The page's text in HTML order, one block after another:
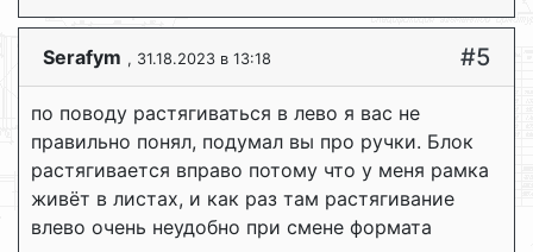
Serafym , 31.18.2023 в 13:18 #5
по поводу растягиваться в лево я вас не
правильно понял, подумал вы про ручки. Блок
растягивается вправо потому что у меня рамка
живёт в листах, и как раз там растягивание
влево очень неудобно при смене формата